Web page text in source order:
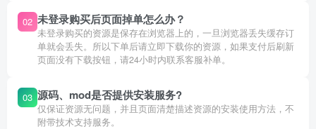
02 未登录购买后页面掉单怎么办？
未登录购买的资源是保存在浏览器上的，一旦浏览器丢失缓存订
单就会丢失。所以下单后请立即下载你的资源，如果支付后刷新
页面没有下载按钮，请24小时内联系客服补单。
03 源码、mod是否提供安装服务?
仅保证资源无问题，并且页面清楚描述资源的安装使用方法，不
附带技术支持服务。